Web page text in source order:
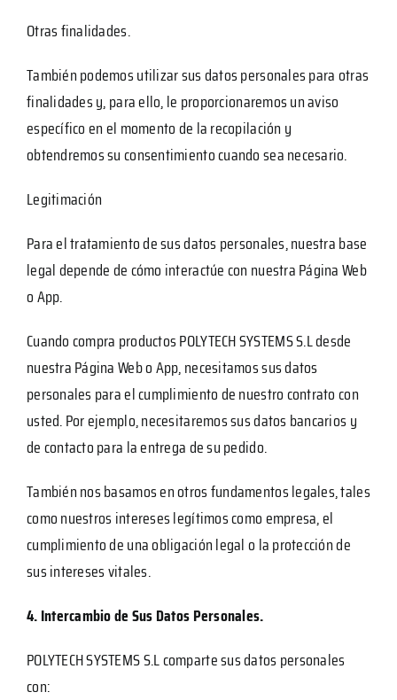
Otras finalidades.
También podemos utilizar sus datos personales para otras
finalidades y, para ello, le proporcionaremos un aviso
específico en el momento de la recopilación y
obtendremos su consentimiento cuando sea necesario.
Legitimación
Para el tratamiento de sus datos personales, nuestra base
legal depende de cómo interactúe con nuestra Página Web
o App.
Cuando compra productos POLYTECH SYSTEMS S.L desde
nuestra Página Web o App, necesitamos sus datos
personales para el cumplimiento de nuestro contrato con
usted. Por ejemplo, necesitaremos sus datos bancarios y
de contacto para la entrega de su pedido.
También nos basamos en otros fundamentos legales, tales
como nuestros intereses legítimos como empresa, el
cumplimiento de una obligación legal o la protección de
sus intereses vitales.
4. Intercambio de Sus Datos Personales.
POLYTECH SYSTEMS S.L comparte sus datos personales
con: